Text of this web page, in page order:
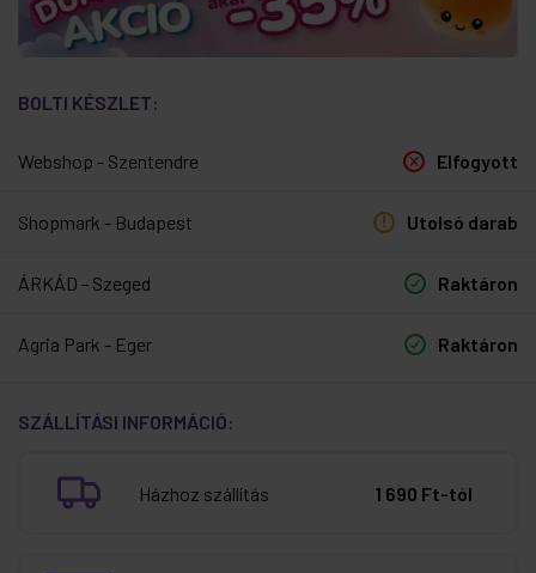
BOLTI KÉSZLET:
Webshop - Szentendre Elfogyott
Shopmark - Budapest Utolsó darab
ÁRKÁD - Szeged Raktáron
Agria Park - Eger Raktáron
SZÁLLÍTÁSI INFORMÁCIÓ:
Házhoz szállítás 1 690 Ft-tól